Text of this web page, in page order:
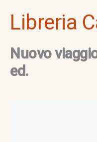
Libreria
Nuovo
ed.